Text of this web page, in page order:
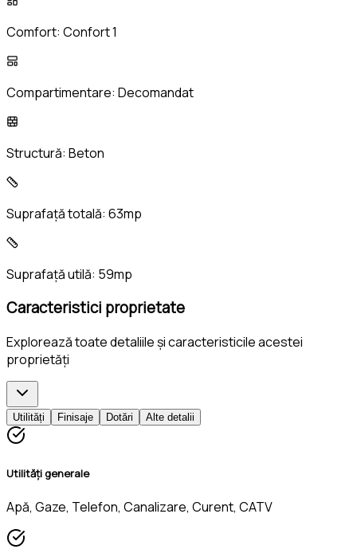
Comfort: Confort 1
Compartimentare: Decomandat
Structură: Beton
Suprafață totală: 63mp
Suprafață utilă: 59mp
Caracteristici proprietate
Explorează toate detaliile și caracteristicile acestei
proprietăți
Utilități Finisaje Dotări Alte detalii
Utilități generale
Apă, Gaze, Telefon, Canalizare, Curent, CATV